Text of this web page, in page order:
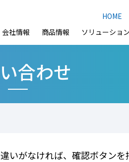
HOME
会社情報
商品情報 ソリューショ
合わせ
いがなければ、確認ボタンを